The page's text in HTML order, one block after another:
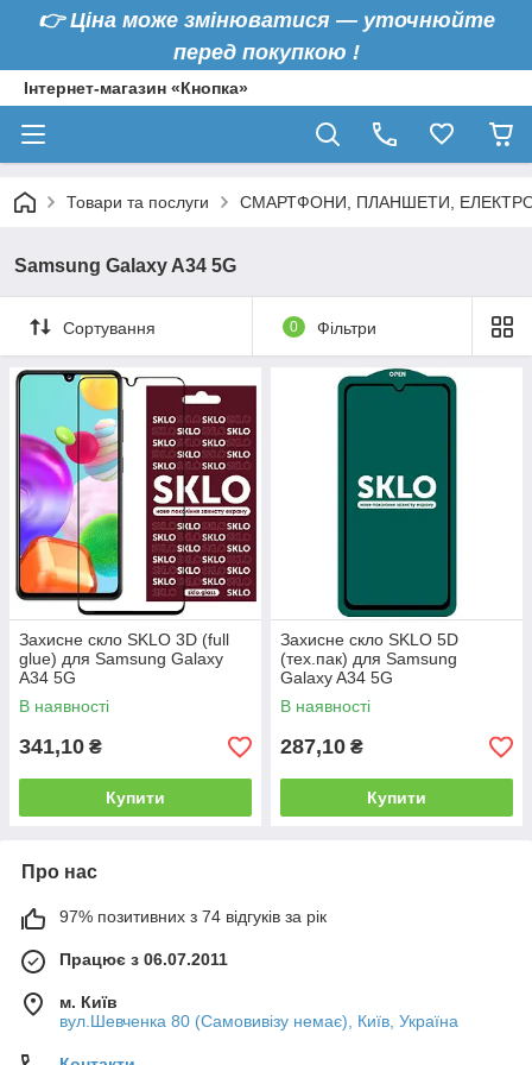
👉Ціна може змінюватися — уточнюйте
перед покупкою !
Інтернет-магазин «Кнопка»
Товари та послуги СМАРТФОНИ, ПЛАНШЕТИ,
Samsung Galaxy A34 5G
Сортування 0 Фільтри
Захисне скло SKLO 3D (full
glue) для Samsung Galaxy
A34 5G
В наявності
341,10 ₴
Купити
Захисне скло SKLO 5D
(тех.пак) для Samsung
Galaxy A34 5G
В наявності
287,10 ₴
Купити
Про нас
97% позитивних з 74 відгуків за рік
Працює з 06.07.2011
м. Київ
вул.Шевченка 80 (Самовивізу немає), Київ, Україна